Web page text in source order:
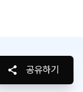
공유하기